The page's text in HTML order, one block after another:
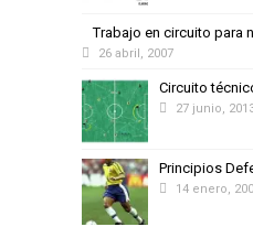
Trabajo en circuito para
26 abril, 2007
Circuito
27 junio,
Principios
14 enero,